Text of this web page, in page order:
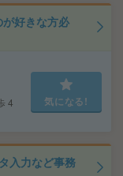
好きな方必
4
気になる!
入力など事務